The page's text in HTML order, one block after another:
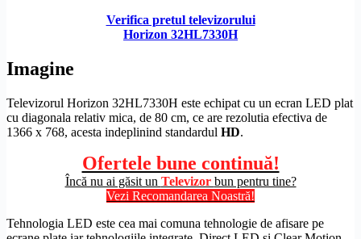
Verifica pretul televizorului
Horizon 32HL7330H
Imagine
Televizorul Horizon 32HL7330H este echipat cu un ecran LED plat
cu diagonala relativ mica, de 80 cm, ce are rezolutia efectiva de
1366 x 768, acesta indeplinind standardul HD.
Ofertele bune continuă!
Încă nu ai găsit un Televizor bun pentru tine?
Vezi Recomandarea Noastră!
Tehnologia LED este cea mai comuna tehnologie de afisare pe